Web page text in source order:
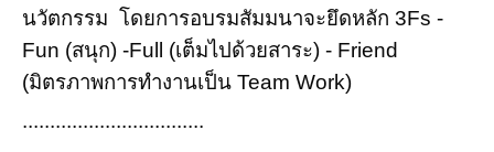
นวัตกรรม โดยการอบรมสัมมนาจะยึดหลัก 3Fs -
Fun (สนุก) -Full (เต็มไปด้วยสาระ) - Friend
(มิตรภาพการทำงานเป็น Team Work)
.................................